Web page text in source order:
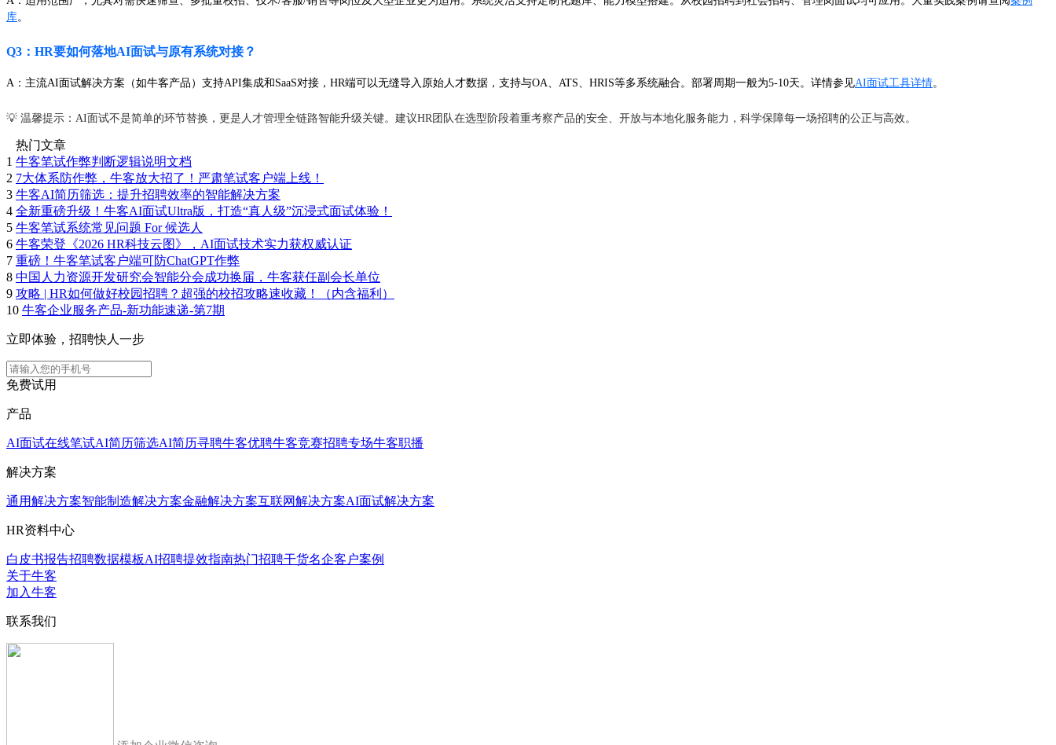
库。
Q3：HR要如何落地AI面试与原有系统对接？
A：主流AI面试解决方案（如牛客产品）支持API集成和SaaS对接，HR端可以无缝导入原始人才数据，支持与OA、ATS、HRIS等多系统融合。部署周期一般为5-10天。详情参见AI面试工具详情。
💡 温馨提示：AI面试不是简单的环节替换，更是人才管理全链路智能升级关键。建议HR团队在选型阶段着重考察产品的安全、开放与本地化服务能力，科学保障每一场招聘的公正与高效。
热门文章
1 牛客笔试作弊判断逻辑说明文档
2 7大体系防作弊，牛客放大招了！严肃笔试客户端上线！
3 牛客AI简历筛选：提升招聘效率的智能解决方案
4 全新重磅升级！牛客AI面试Ultra版，打造“真人级”沉浸式面试体验！
5 牛客笔试系统常见问题 For 候选人
6 牛客荣登《2026 HR科技云图》，AI面试技术实力获权威认证
7 重磅！牛客笔试客户端可防ChatGPT作弊
8 中国人力资源开发研究会智能分会成功换届，牛客获任副会长单位
9 攻略 | HR如何做好校园招聘？超强的校招攻略速收藏！（内含福利）
10 牛客企业服务产品-新功能速递-第7期
立即体验，招聘快人一步
免费试用
产品
AI面试在线笔试AI简历筛选AI简历寻聘牛客优聘牛客竞赛招聘专场牛客职播
解决方案
通用解决方案智能制造解决方案金融解决方案互联网解决方案AI面试解决方案
HR资料中心
白皮书报告招聘数据模板AI招聘提效指南热门招聘干货名企客户案例
关于牛客
加入牛客
联系我们